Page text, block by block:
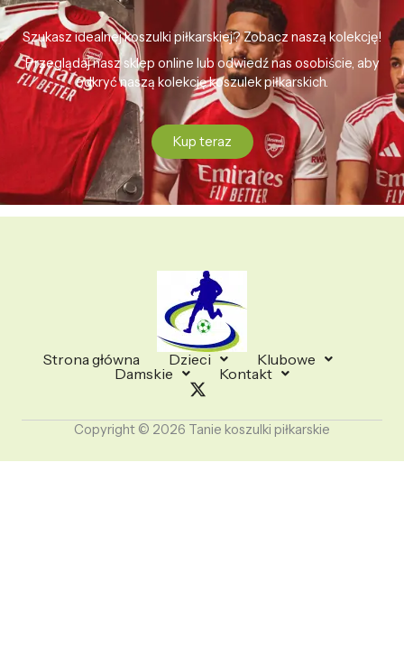
Szukasz idealnej koszulki piłkarskiej? Zobacz naszą kolekcję!
Przeglądaj nasz sklep online lub odwiedź nas osobiście, aby
odkryć naszą kolekcję koszulek piłkarskich.
Kup teraz
Strona główna Dzieci
Klubowe
Damskie
Kontakt
Copyright © 2026 Tanie koszulki piłkarskie